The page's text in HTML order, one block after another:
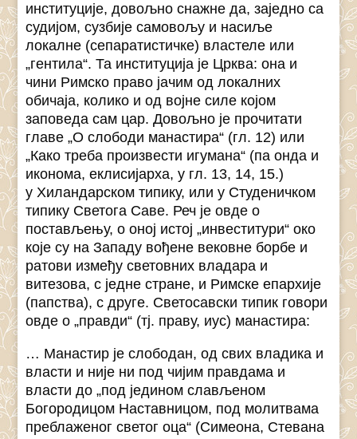
институције, довољно снажне да, заједно са
судијом, сузбије самовољу и насиље
локалне (сепаратистичке) властеле или
„гентила“. Та институција је Црква: она и
чини Римско право јачим од локалних
обичаја, колико и од војне силе којом
заповеда сам цар. Довољно је прочитати
главе „О слободи манастира“ (гл. 12) или
„Како треба произвести игумана“ (па онда и
иконома, еклисијарха, у гл. 13, 14, 15.)
у Хиландарском типику, или у Студеничком
типику Светога Саве. Реч је овде о
постављењу, о оној истој „инвеститури“ око
које су на Западу вођене вековне борбе и
ратови између световних владара и
витезова, с једне стране, и Римске епархије
(папства), с друге. Светосавски типик говори
овде о „правди“ (тј. праву, иус) манастира:
… Манастир је слободан, од свих владика и
власти и није ни под чијим правдама и
власти до „под једином слављеном
Богородицом Наставницом, под молитвама
преблаженог светог оца“ (Симеона, Стевана